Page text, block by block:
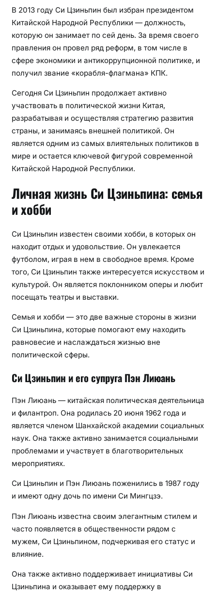
В 2013 году Си Цзиньпин был избран президентом
Китайской Народной Республики — должность,
которую он занимает по сей день. За время своего
правления он провел ряд реформ, в том числе в
сфере экономики и антикоррупционной политике, и
получил звание «корабля-флагмана» КПК.
Сегодня Си Цзиньпин продолжает активно
участвовать в политической жизни Китая,
разрабатывая и осуществляя стратегию развития
страны, и занимаясь внешней политикой. Он
является одним из самых влиятельных политиков в
мире и остается ключевой фигурой современной
Китайской Народной Республики.
Личная жизнь Си Цзиньпина: семья
и хобби
Си Цзиньпин известен своими хобби, в которых он
находит отдых и удовольствие. Он увлекается
футболом, играя в нем в свободное время. Кроме
того, Си Цзиньпин также интересуется искусством и
культурой. Он является поклонником оперы и любит
посещать театры и выставки.
Семья и хобби — это две важные стороны в жизни
Си Цзиньпина, которые помогают ему находить
равновесие и наслаждаться жизнью вне
политической сферы.
Си Цзиньпин и его супруга Пэн Лиюань
Пэн Лиюань — китайская политическая деятельница
и филантроп. Она родилась 20 июня 1962 года и
является членом Шанхайской академии социальных
наук. Она также активно занимается социальными
проблемами и участвует в благотворительных
мероприятиях.
Си Цзиньпин и Пэн Лиюань поженились в 1987 году
и имеют одну дочь по имени Си Мингцзэ.
Пэн Лиюань известна своим элегантным стилем и
часто появляется в общественности рядом с
мужем, Си Цзиньпином, подчеркивая его статус и
влияние.
Она также активно поддерживает инициативы Си
Цзиньпина и оказывает ему поддержку в